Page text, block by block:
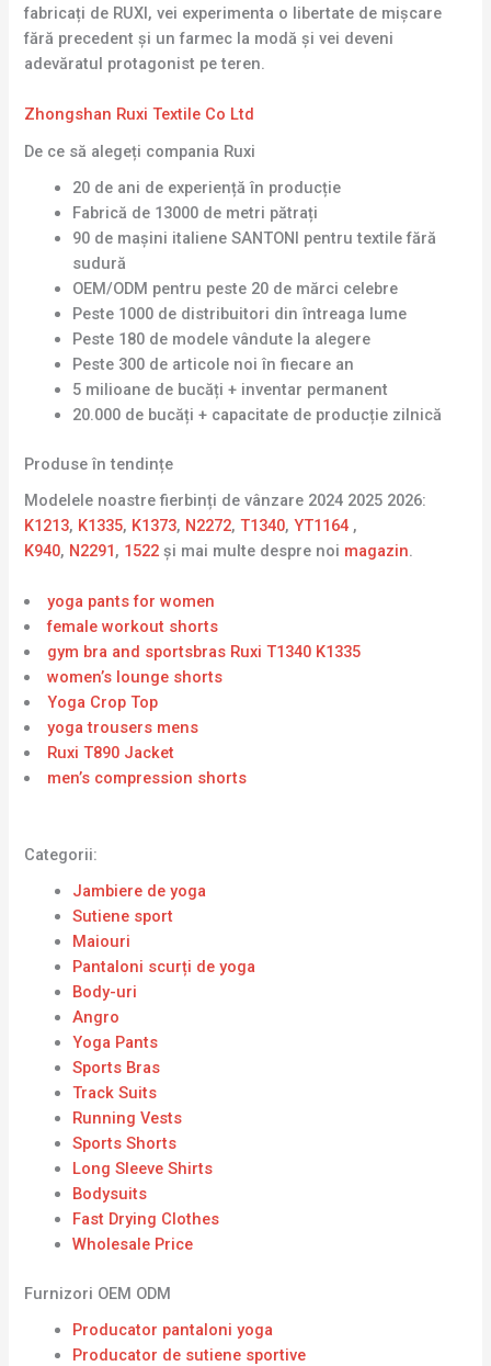
fabricați de RUXI, vei experimenta o libertate de mișcare
fără precedent și un farmec la modă și vei deveni
adevăratul protagonist pe teren.
Zhongshan Ruxi Textile Co Ltd
De ce să alegeți compania Ruxi
20 de ani de experiență în producție
Fabrică de 13000 de metri pătrați
90 de mașini italiene SANTONI pentru textile fără
sudură
OEM/ODM pentru peste 20 de mărci celebre
Peste 1000 de distribuitori din întreaga lume
Peste 180 de modele vândute la alegere
Peste 300 de articole noi în fiecare an
5 milioane de bucăți + inventar permanent
20.000 de bucăți + capacitate de producție zilnică
Produse în tendințe
Modelele noastre fierbinți de vânzare 2024 2025 2026:
K1213, K1335, K1373, N2272,T1340,YT1164 ,
K940, N2291, 1522și mai multe despre noi magazin.
yoga pants for women
female workout shorts
gym bra and sportsbras Ruxi T1340 K1335
women’s lounge shorts
Yoga Crop Top
yoga trousers mens
Ruxi T890 Jacket
men’s compression shorts
Categorii:
Jambiere de yoga
Sutiene sport
Maiouri
Pantaloni scurți de yoga
Body-uri
Angro
Yoga Pants
Sports Bras
Track Suits
Running Vests
Sports Shorts
Long Sleeve Shirts
Bodysuits
Fast Drying Clothes
Wholesale Price
Furnizori OEM ODM
Producator pantaloni yoga
Producator de sutiene sportive